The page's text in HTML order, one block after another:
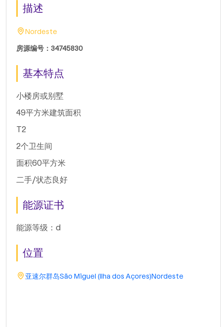
描述
Nordeste
房源编号：34745830
基本特点
小楼房或别墅
49平方米建筑面积
T2
2个卫生间
面积60平方米
二手/状态良好
能源证书
能源等级：d
位置
亚速尔群岛São Miguel (Ilha dos Açores)Nordeste